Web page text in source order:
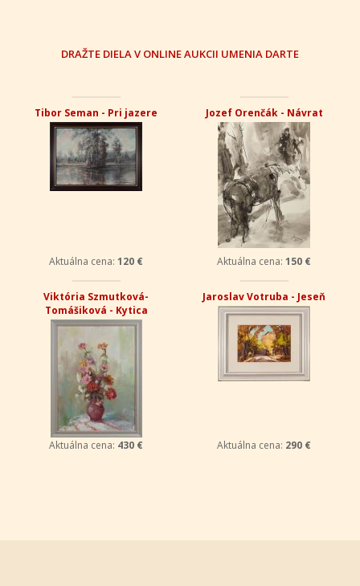
DRAŽTE DIELA V ONLINE AUKCII UMENIA DARTE
Tibor Seman - Pri jazere
Aktuálna cena: 120 €
Jozef Orenčák - Návrat
Aktuálna cena: 150 €
Viktória Szmutková-
Tomášiková - Kytica
Aktuálna cena: 430 €
Jaroslav Votruba - Jeseň
Aktuálna cena: 290 €